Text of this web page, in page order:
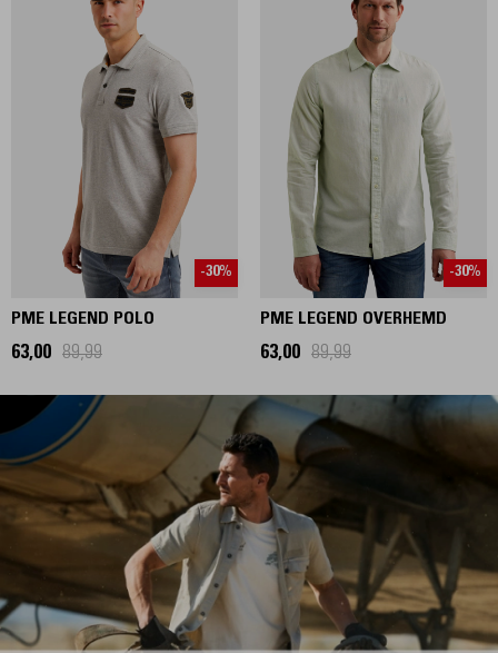
-30%
PME LEGEND POLO
63,00 89,99
-30%
PME LEGEND OVERHEMD
63,00 89,99